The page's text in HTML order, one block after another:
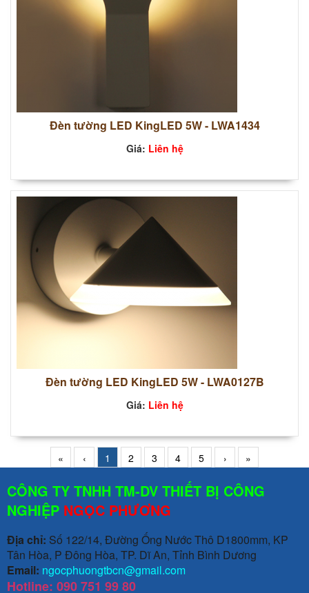
Đèn tường LED KingLED 5W - LWA1434
Giá: Liên hệ
Đèn tường LED KingLED 5W - LWA0127B
Giá: Liên hệ
« ‹ 1 2 3 4 5 › »
CÔNG TY TNHH TM-DV THIẾT BỊ CÔNG
NGHIỆP NGỌC PHƯƠNG
Địa chỉ: Số 122/14, Đường Ống Nước Thô D1800mm, KP
Tân Hòa, P Đông Hòa, TP. Dĩ An, Tỉnh Bình Dương
Email: ngocphuongtbcn@gmail.com
Hotline: 090 751 99 80